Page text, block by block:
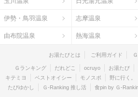
伊勢・鳥羽温泉 志摩温泉
由布院温泉 熱海温泉
お湯たびとは ご利用ガイド
Ｇランキング だれどこ ocruyo お湯たび
キテミヨ
ベストオイシー モノスポ 野に行く。
たびゆかし
Ｇ-Ranking 推し活 食pin by Ｇ-